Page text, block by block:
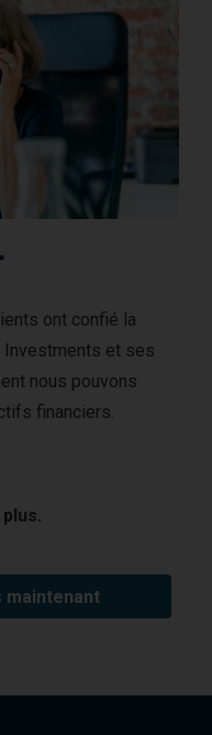
ont confié la
et ses
nous pouvons
financiers.
maintenant